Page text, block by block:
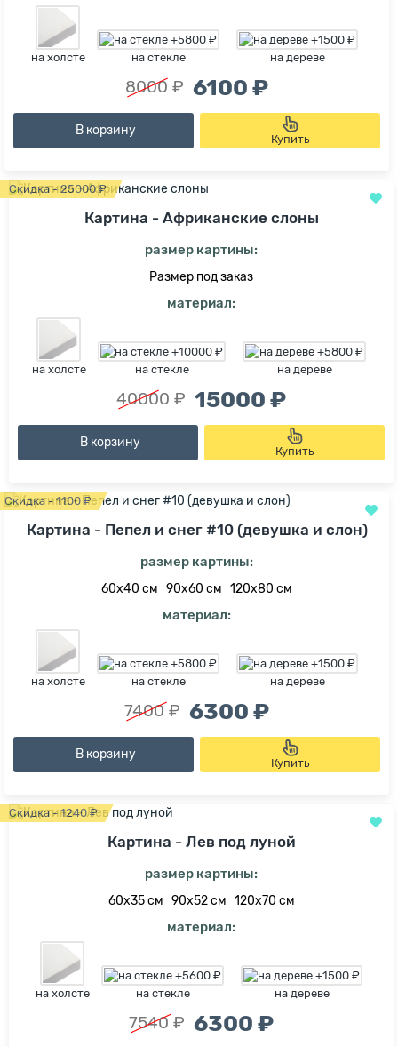
на холсте на стекле на дереве
8000 ₽ 6100 ₽
В корзину
Купить
Скидка - 25000 ₽
Картина - Африканские слоны
размер картины:
Размер под заказ
материал:
на холсте на стекле на дереве
40000 ₽ 15000 ₽
В корзину
Купить
Скидка - 1100 ₽
Картина - Пепел и снег #10 (девушка и слон)
размер картины:
60х40 см 90х60 см 120х80 см
материал:
на холсте на стекле на дереве
7400 ₽ 6300 ₽
В корзину
Купить
Скидка - 1240 ₽
Картина - Лев под луной
размер картины:
60х35 см 90х52 см 120х70 см
материал:
на холсте на стекле на дереве
7540 ₽ 6300 ₽